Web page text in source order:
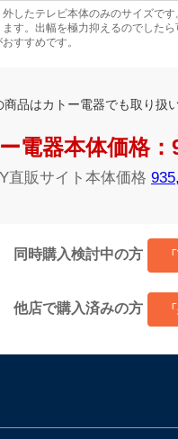
したテレビ本体のみのサイズで
す。出幅を極力抑えるのでした
すすめです。
商品はカトー電器でも取り扱
電器本体価格
直販サイト本体価格
同時購入検討中の方
他店で購入済みの方